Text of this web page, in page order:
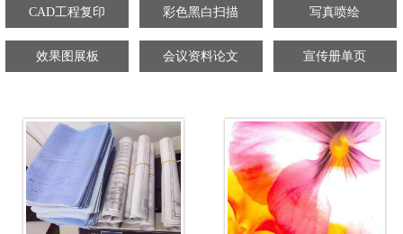
CAD工程复印 彩色黑白扫描 写真喷绘
效果图展板 会议资料论文 宣传册单页